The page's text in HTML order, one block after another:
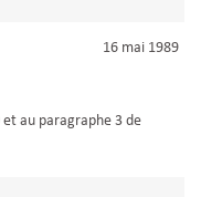
16 mai 1989
au paragraphe 3 de